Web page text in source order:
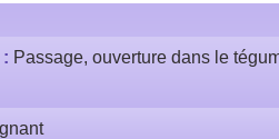
Passage, ouverture dans le